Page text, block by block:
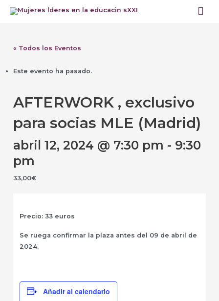
« Todos los Eventos
Este evento ha pasado.
AFTERWORK , exclusivo
para socias MLE (Madrid)
abril 12, 2024 @ 7:30 pm - 9:30
pm
33,00€
Precio: 33 euros
Se ruega confirmar la plaza antes del 09 de abril de
2024.
Añadir al calendario